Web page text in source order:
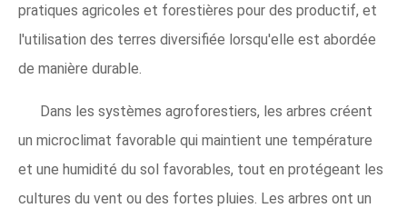
pratiques agricoles et forestières pour des productif, et
l'utilisation des terres diversifiée lorsqu'elle est abordée
de manière durable.
Dans les systèmes agroforestiers, les arbres créent
un microclimat favorable qui maintient une température
et une humidité du sol favorables, tout en protégeant les
cultures du vent ou des fortes pluies. Les arbres ont un